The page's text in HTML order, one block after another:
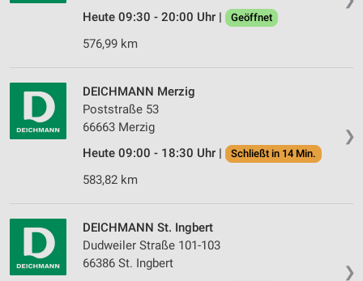
Heute 09:30 - 20:00 Uhr | Geöffnet
576,99 km
❯
DEICHMANN Merzig
Poststraße 53
66663 Merzig
Heute 09:00 - 18:30 Uhr |
Schließt in 14 Min.
583,82 km
❯
DEICHMANN St. Ingbert
Dudweiler Straße 101-103
66386 St. Ingbert